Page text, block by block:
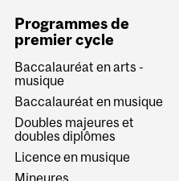
Programmes de
premier cycle
Baccalauréat en arts -
musique
Baccalauréat en musique
Doubles majeures et
doubles diplômes
Licence en musique
Mineures